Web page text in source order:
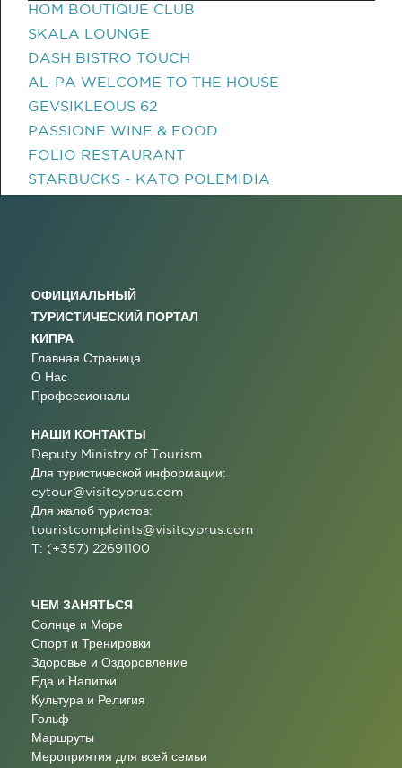
HOM BOUTIQUE CLUB
SKALA LOUNGE
DASH BISTRO TOUCH
AL-PA WELCOME TO THE HOUSE
GEVSIKLEOUS 62
PASSIONE WINE & FOOD
FOLIO RESTAURANT
STARBUCKS - KATO POLEMIDIA
ОФИЦИАЛЬНЫЙ
ТУРИСТИЧЕСКИЙ ПОРТАЛ
КИПРА
Главная Страница
О Нас
Профессионалы
НАШИ КОНТАКТЫ
Deputy Ministry of Tourism
Для туристической информации:
cytour@visitcyprus.com
Для жалоб туристов:
touristcomplaints@visitcyprus.com
T: (+357) 22691100
ЧЕМ ЗАНЯТЬСЯ
Солнце и Море
Спорт и Тренировки
Здоровье и Оздоровление
Еда и Напитки
Культура и Религия
Гольф
Маршруты
Мероприятия для всей семьи